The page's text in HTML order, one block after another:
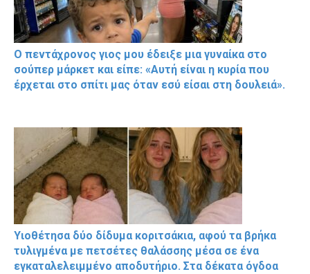
Ο πεντάχρονος γιος μου έδειξε μια γυναίκα στο
σούπερ μάρκετ και είπε: «Αυτή είναι η κυρία που
έρχεται στο σπίτι μας όταν εσύ είσαι στη δουλειά».
Υιοθέτησα δύο δίδυμα κοριτσάκια, αφού τα βρήκα
τυλιγμένα με πετσέτες θαλάσσης μέσα σε ένα
εγκαταλελειμμένο αποδυτήριο. Στα δέκατα όγδοα